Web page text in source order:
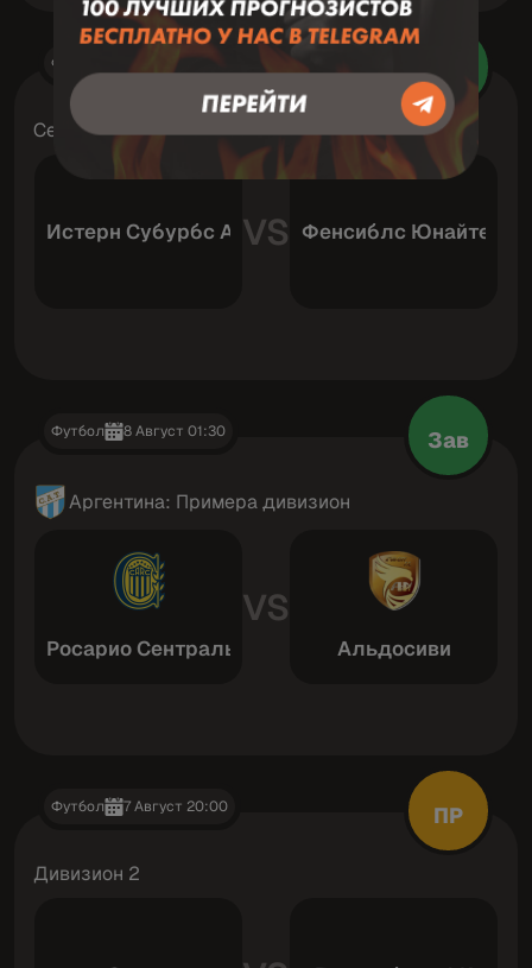
Футбол 8 Август 06:00 Зав
Северная лига
Истерн Субурбс АФКVS Фенсиблс Юнайтед
Футбол 8 Август 01:30 Зав
Аргентина: Примера дивизион
Росарио Сентраль
VS
Альдосиви
Футбол 7 Август 20:00 ПР
Дивизион 2